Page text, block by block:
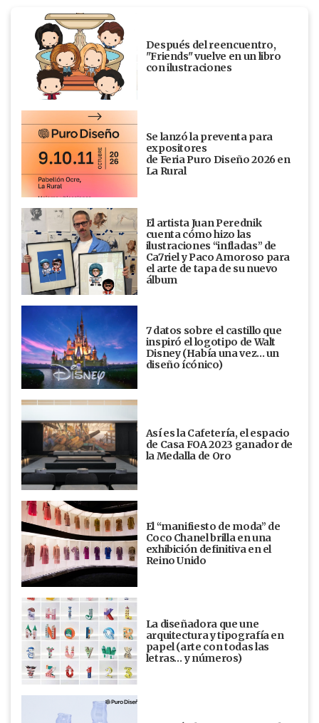
Después del reencuentro,
"Friends" vuelve en un libro
con ilustraciones
Se lanzó la preventa para
expositores
de Feria Puro Diseño 2026 en
La Rural
El artista Juan Perednik
cuenta cómo hizo las
ilustraciones “infladas” de
Ca7riel y Paco Amoroso para
el arte de tapa de su nuevo
álbum
7 datos sobre el castillo que
inspiró el logotipo de Walt
Disney (Había una vez... un
diseño ícónico)
Así es la Cafetería, el espacio
de Casa FOA 2023 ganador de
la Medalla de Oro
El “manifiesto de moda” de
Coco Chanel brilla en una
exhibición definitiva en el
Reino Unido
La diseñadora que une
arquitectura y tipografía en
papel (arte con todas las
letras… y números)